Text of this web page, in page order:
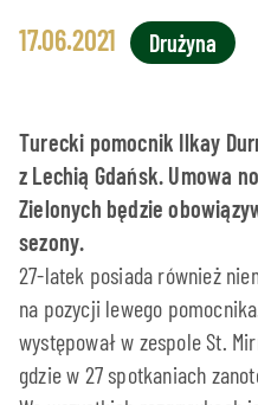
17.06.2021 Drużyna
Turecki pomocnik Ilkay
z Lechią Gdańsk. Umowa
Zielonych będzie
sezony.
27-latek posiada również
na pozycji lewego
występował w zespole St.
gdzie w 27 spotkaniach